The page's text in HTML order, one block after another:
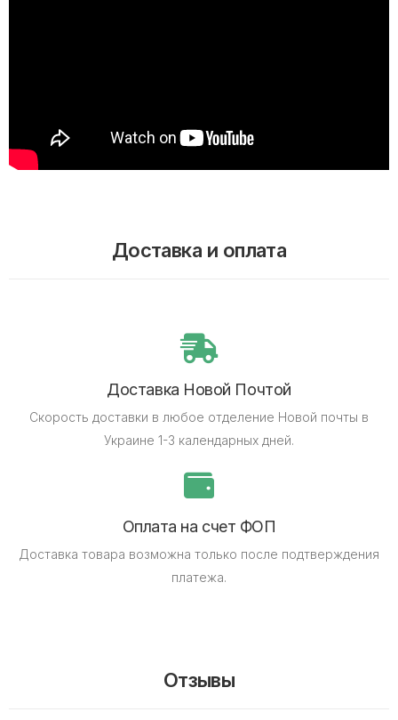
Доставка и оплата
Доставка Новой Почтой
Скорость доставки в любое отделение Новой почты в
Украине 1-3 календарных дней.
Оплата на счет ФОП
Доставка товара возможна только после подтверждения
платежа.
Отзывы